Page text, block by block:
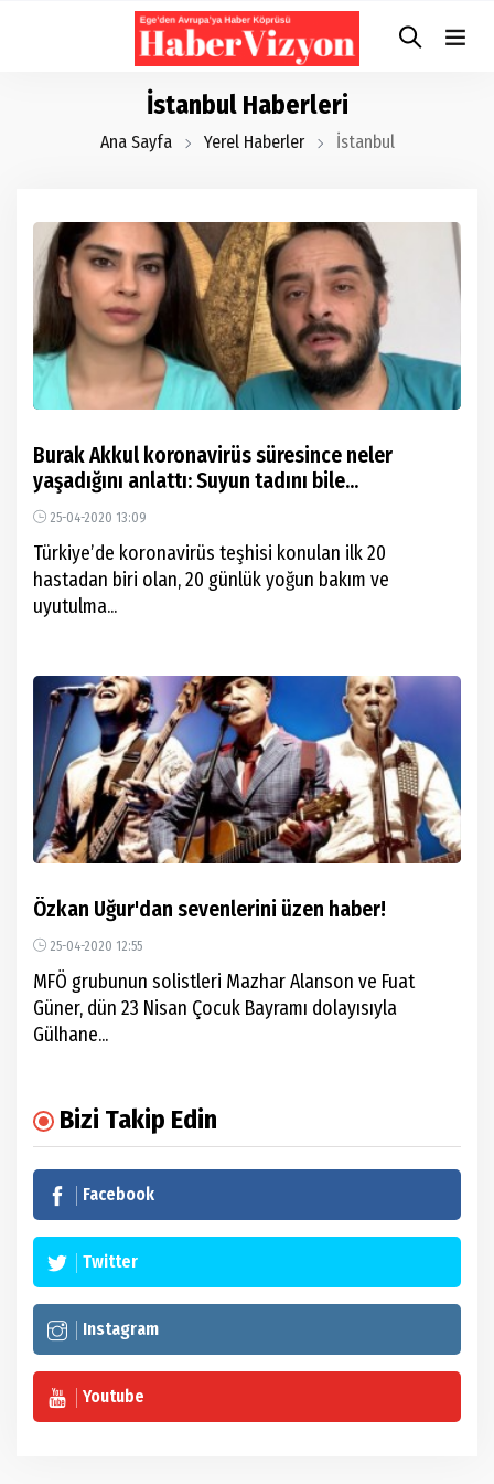
İstanbul Haberleri
Ana Sayfa Yerel Haberler İstanbul
Burak Akkul koronavirüs süresince neler
yaşadığını anlattı: Suyun tadını bile
alamıyordum
25-04-2020 13:09
Türkiye’de koronavirüs teşhisi konulan ilk 20
hastadan biri olan, 20 günlük yoğun bakım ve
uyutulma...
Özkan Uğur'dan sevenlerini üzen haber!
25-04-2020 12:55
MFÖ grubunun solistleri Mazhar Alanson ve Fuat
Güner, dün 23 Nisan Çocuk Bayramı dolayısıyla
Gülhane...
Bizi Takip Edin
Facebook
Twitter
Instagram
Youtube